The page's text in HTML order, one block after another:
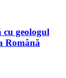
cu geologul
Română